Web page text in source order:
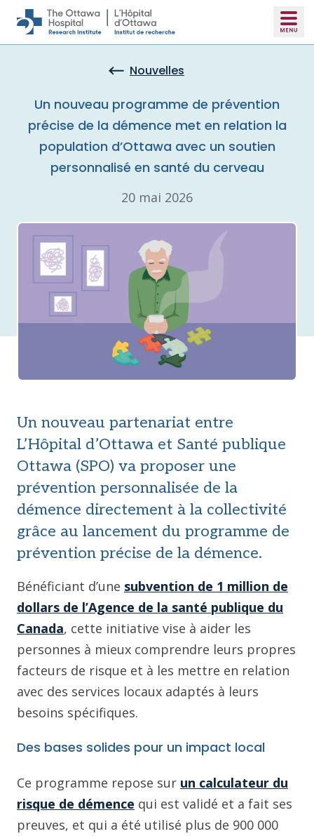
Skip to main content
Nouvelles
Un nouveau programme de prévention
précise de la démence met en relation la
population d’Ottawa avec un soutien
personnalisé en santé du cerveau
20 mai 2026
Un nouveau partenariat entre
L’Hôpital d’Ottawa et Santé publique
Ottawa (SPO) va proposer une
prévention personnalisée de la
démence directement à la collectivité
grâce au lancement du programme de
prévention précise de la démence.
Bénéficiant d’une subvention de 1 million de
dollars de l’Agence de la santé publique du
Canada, cette initiative vise à aider les
personnes à mieux comprendre leurs propres
facteurs de risque et à les mettre en relation
avec des services locaux adaptés à leurs
besoins spécifiques.
Des bases solides pour un impact local
Ce programme repose sur un calculateur du
risque de démence qui est validé et a fait ses
preuves, et qui a été utilisé plus de 900 000